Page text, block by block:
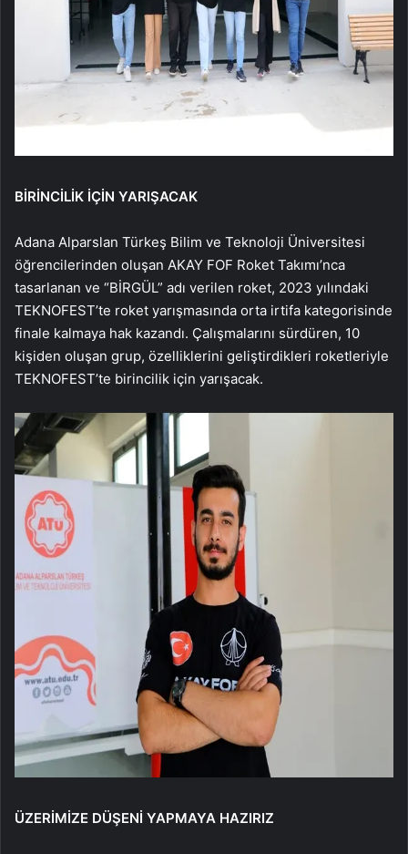
BİRİNCİLİK İÇİN YARIŞACAK
Adana Alparslan Türkeş Bilim ve Teknoloji Üniversitesi
öğrencilerinden oluşan AKAY FOF Roket Takımı’nca
tasarlanan ve “BİRGÜL” adı verilen roket, 2023 yılındaki
TEKNOFEST’te roket yarışmasında orta irtifa kategorisinde
finale kalmaya hak kazandı. Çalışmalarını sürdüren, 10
kişiden oluşan grup, özelliklerini geliştirdikleri roketleriyle
TEKNOFEST’te birincilik için yarışacak.
ÜZERİMİZE DÜŞENİ YAPMAYA HAZIRIZ